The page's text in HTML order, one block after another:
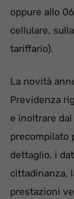
oppure allo
cellulare,
tariffario).
La novità
Previdenza
e inoltrare
precompilato
dettaglio, i
cittadinanza,
prestazioni